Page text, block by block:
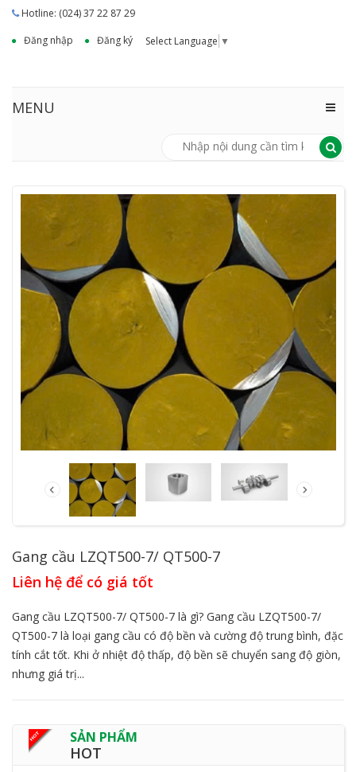
Hotline: (024) 37 22 87 29
Đăng nhập
Đăng ký Select Language ▼
MENU
Gang cầu LZQT500-7/ QT500-7
Liên hệ để có giá tốt
Gang cầu LZQT500-7/ QT500-7 là gì? Gang cầu LZQT500-7/
QT500-7 là loại gang cầu có độ bền và cường độ trung bình, đặc
tính cắt tốt. Khi ở nhiệt độ thấp, độ bền sẽ chuyển sang độ giòn,
nhưng giá trị...
SẢN PHẨM
HOT